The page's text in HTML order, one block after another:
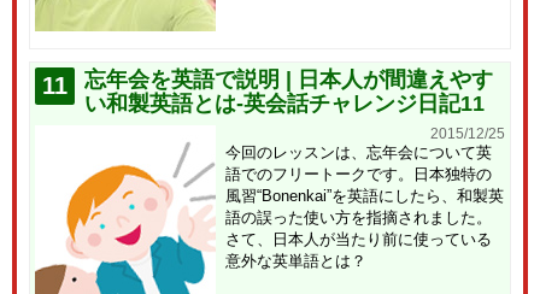
11
忘年会を英語で説明 | 日本人が間違えやす
い和製英語とは-英会話チャレンジ日記11
2015/12/25
今回のレッスンは、忘年会について英
語でのフリートークです。日本独特の
風習“Bonenkai”を英語にしたら、和製英
語の誤った使い方を指摘されました。
さて、日本人が当たり前に使っている
意外な英単語とは？